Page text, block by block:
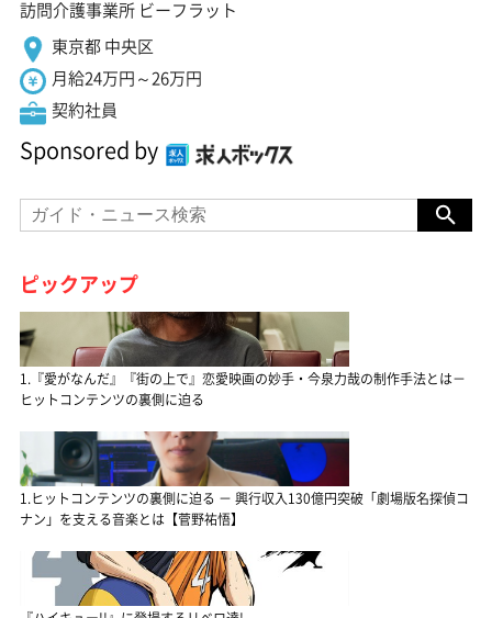
訪問介護事業所 ビーフラット
東京都 中央区
月給24万円～26万円
契約社員
Sponsored by
ピックアップ
1.『愛がなんだ』『街の上で』恋愛映画の妙手・今泉力哉の制作手法とは－
ヒットコンテンツの裏側に迫る
1.ヒットコンテンツの裏側に迫る － 興行収入130億円突破「劇場版名探偵コ
ナン」を支える音楽とは【菅野祐悟】